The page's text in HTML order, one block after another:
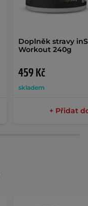
Doplněk stravy
Workout 240g
459 Kč
skladem
+ Přidat